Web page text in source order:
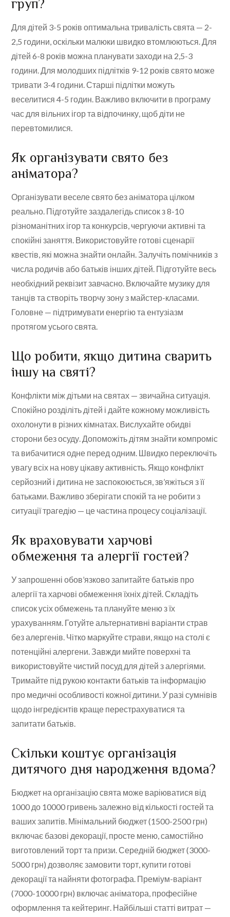
груп?
Для дітей 3-5 років оптимальна тривалість свята — 2-
2,5 години, оскільки малюки швидко втомлюються. Для
дітей 6-8 років можна планувати заходи на 2,5-3
години. Для молодших підлітків 9-12 років свято може
тривати 3-4 години. Старші підлітки можуть
веселитися 4-5 годин. Важливо включити в програму
час для вільних ігор та відпочинку, щоб діти не
перевтомилися.
Як організувати свято без
аніматора?
Організувати веселе свято без аніматора цілком
реально. Підготуйте заздалегідь список з 8-10
різноманітних ігор та конкурсів, чергуючи активні та
спокійні заняття. Використовуйте готові сценарії
квестів, які можна знайти онлайн. Залучіть помічників з
числа родичів або батьків інших дітей. Підготуйте весь
необхідний реквізит завчасно. Включайте музику для
танців та створіть творчу зону з майстер-класами.
Головне — підтримувати енергію та ентузіазм
протягом усього свята.
Що робити, якщо дитина сварить
іншу на святі?
Конфлікти між дітьми на святах — звичайна ситуація.
Спокійно розділіть дітей і дайте кожному можливість
охолонути в різних кімнатах. Вислухайте обидві
сторони без осуду. Допоможіть дітям знайти компроміс
та вибачитися одне перед одним. Швидко переключіть
увагу всіх на нову цікаву активність. Якщо конфлікт
серйозний і дитина не заспокоюється, зв’яжіться з її
батьками. Важливо зберігати спокій та не робити з
ситуації трагедію — це частина процесу соціалізації.
Як враховувати харчові
обмеження та алергії гостей?
У запрошенні обов’язково запитайте батьків про
алергії та харчові обмеження їхніх дітей. Складіть
список усіх обмежень та плануйте меню з їх
урахуванням. Готуйте альтернативні варіанти страв
без алергенів. Чітко маркуйте страви, якщо на столі є
потенційні алергени. Завжди мийте поверхні та
використовуйте чистий посуд для дітей з алергіями.
Тримайте під рукою контакти батьків та інформацію
про медичні особливості кожної дитини. У разі сумнівів
щодо інгредієнтів краще перестрахуватися та
запитати батьків.
Скільки коштує організація
дитячого дня народження вдома?
Бюджет на організацію свята може варіюватися від
1000 до 10000 гривень залежно від кількості гостей та
ваших запитів. Мінімальний бюджет (1500-2500 грн)
включає базові декорації, просте меню, самостійно
виготовлений торт та призи. Середній бюджет (3000-
5000 грн) дозволяє замовити торт, купити готові
декорації та найняти фотографа. Преміум-варіант
(7000-10000 грн) включає аніматора, професійне
оформлення та кейтеринг. Найбільші статті витрат —